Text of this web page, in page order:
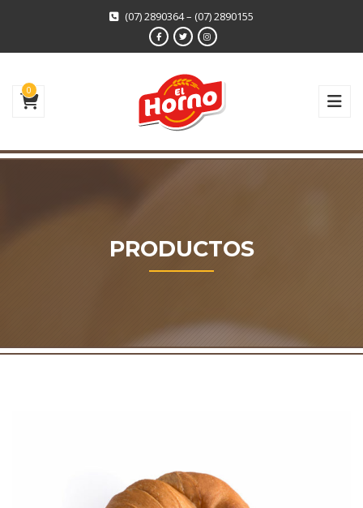
(07) 2890364 – (07) 2890155
0
PRODUCTOS